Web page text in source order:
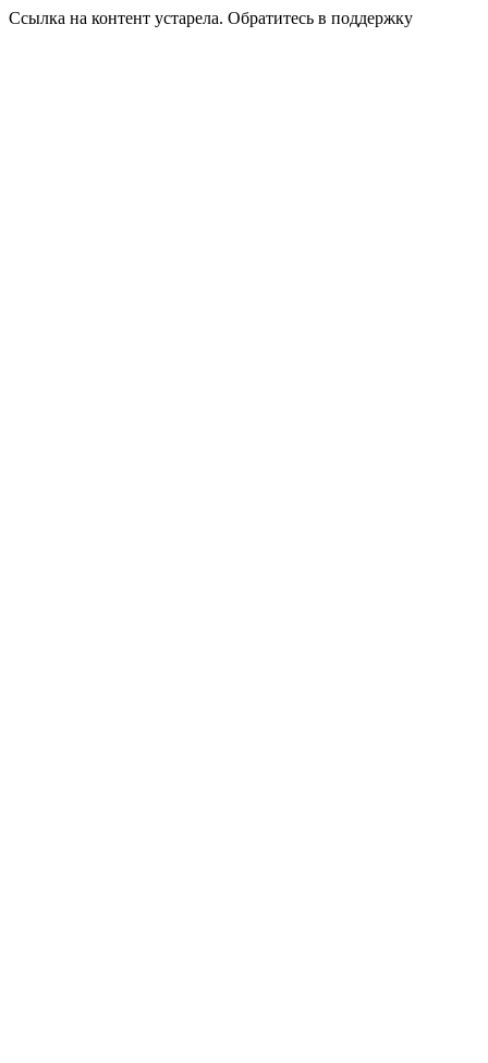
Ссылка на контент устарела. Обратитесь в поддержку